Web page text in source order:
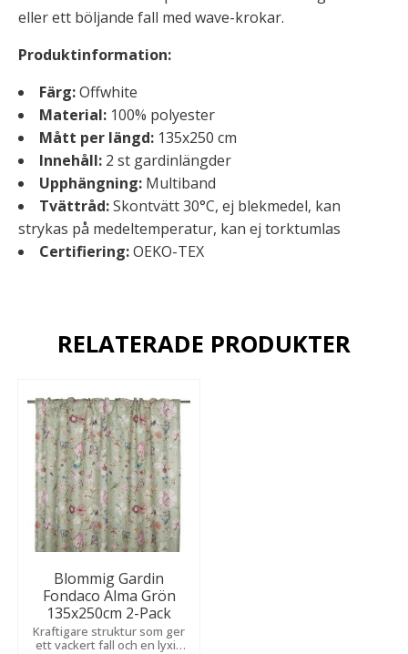
eller ett böljande fall med wave-krokar.
Produktinformation:
Färg:Offwhite
Material: 100% polyester
Mått per längd: 135x250 cm
Innehåll: 2 st gardinlängder
Upphängning: Multiband
Tvättråd:Skontvätt 30°C, ej blekmedel, kan
strykas på medeltemperatur, kan ej torktumlas
Certifiering:OEKO-TEX
RELATERADE PRODUKTER
Blommig Gardin
Fondaco Alma Grön
135x250cm 2-Pack
Kraftigare struktur som ger
ett vackert fall och en lyxig